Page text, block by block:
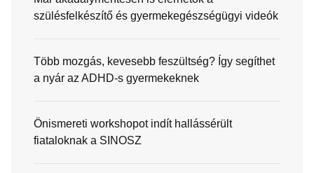
szülésfelkészítő és gyermekegészségügyi videók
Több mozgás, kevesebb feszültség? Így segíthet
a nyár az ADHD-s gyermekeknek
Önismereti workshopot indít hallássérült
fiataloknak a SINOSZ